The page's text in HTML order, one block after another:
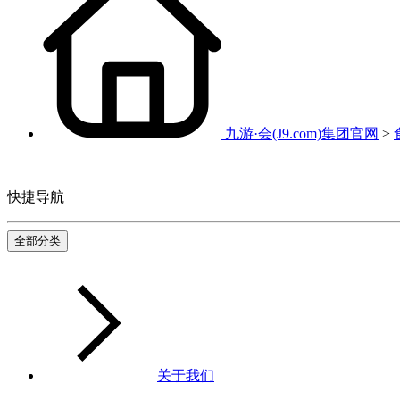
九游·会(J9.com)集团官网 >
快捷导航
全部分类
关于我们